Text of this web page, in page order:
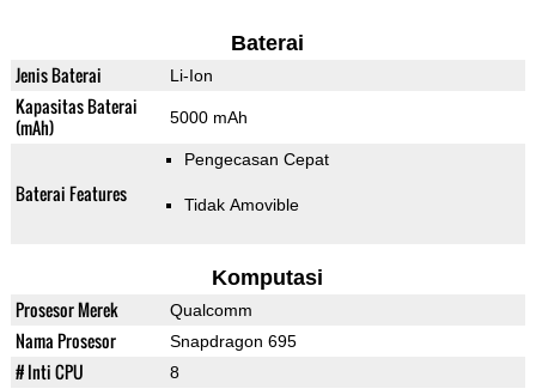
Baterai
Jenis Baterai Li-Ion
Kapasitas Baterai
(mAh)
5000 mAh
Baterai Features
Pengecasan Cepat
Tidak Amovible
Komputasi
Prosesor Merek Qualcomm
Nama Prosesor Snapdragon 695
# Inti CPU 8